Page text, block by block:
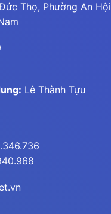
Thọ, Phường An
Lê Thành Tựu